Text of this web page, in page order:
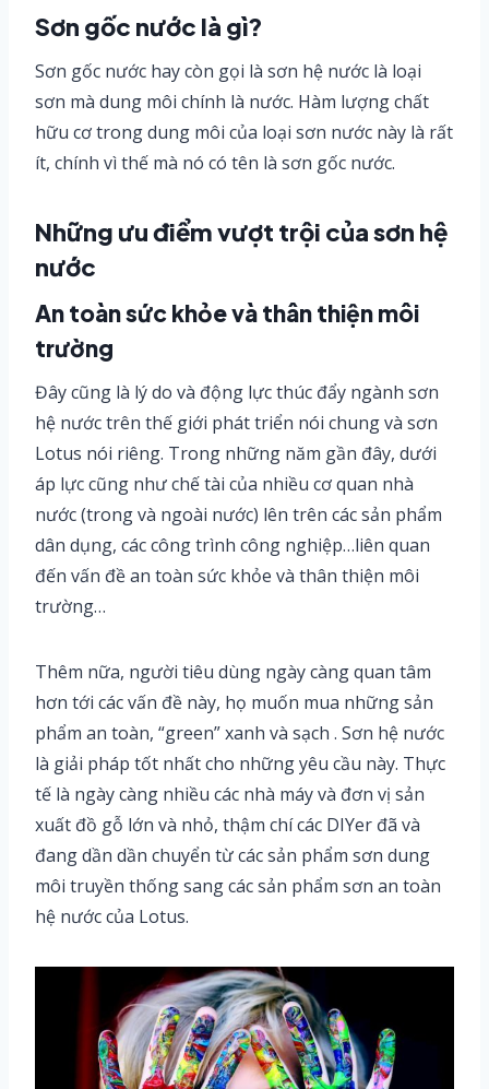
Sơn gốc nước là gì?
Sơn gốc nước hay còn gọi là sơn hệ nước là loại
sơn mà dung môi chính là nước. Hàm lượng chất
hữu cơ trong dung môi của loại sơn nước này là rất
ít, chính vì thế mà nó có tên là sơn gốc nước.
Những ưu điểm vượt trội của sơn hệ
nước
An toàn sức khỏe và thân thiện môi
trường
Đây cũng là lý do và động lực thúc đẩy ngành sơn
hệ nước trên thế giới phát triển nói chung và sơn
Lotus nói riêng. Trong những năm gần đây, dưới
áp lực cũng như chế tài của nhiều cơ quan nhà
nước (trong và ngoài nước) lên trên các sản phẩm
dân dụng, các công trình công nghiệp…liên quan
đến vấn đề an toàn sức khỏe và thân thiện môi
trường…
Thêm nữa, người tiêu dùng ngày càng quan tâm
hơn tới các vấn đề này, họ muốn mua những sản
phẩm an toàn, “green” xanh và sạch . Sơn hệ nước
là giải pháp tốt nhất cho những yêu cầu này. Thực
tế là ngày càng nhiều các nhà máy và đơn vị sản
xuất đồ gỗ lớn và nhỏ, thậm chí các DIYer đã và
đang dần dần chuyển từ các sản phẩm sơn dung
môi truyền thống sang các sản phẩm sơn an toàn
hệ nước của Lotus.